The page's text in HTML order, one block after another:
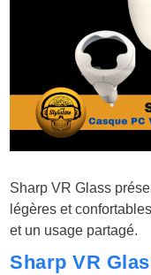
Sharp VR Glass
légères et
et un usage partagé.
Sharp VR